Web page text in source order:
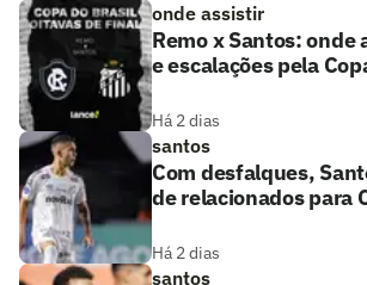
onde assistir
Remo x Santos: onde
e escalações pela
Há 2 dias
santos
Com desfalques,
de relacionados para
Há 2 dias
santos